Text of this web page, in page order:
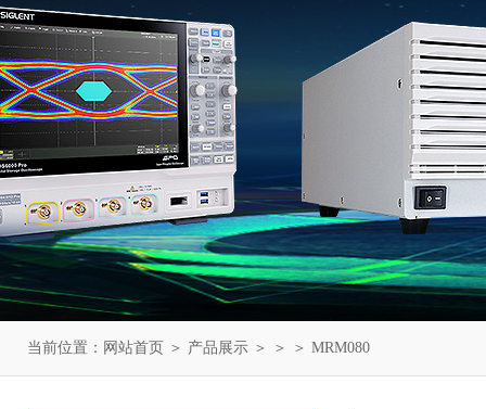
当前位置： 网站首页 ＞ 产品展示 ＞ ＞ ＞ MRM080